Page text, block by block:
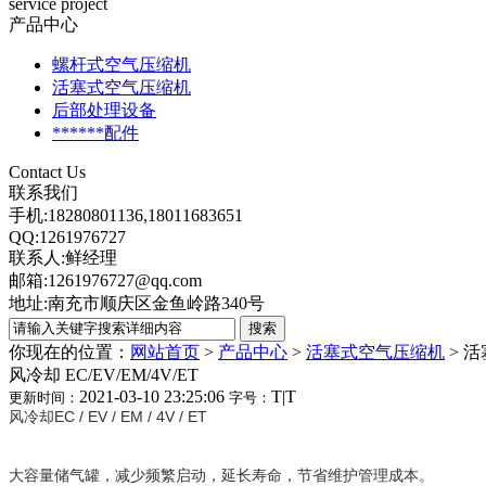
service project
产品中心
螺杆式空气压缩机
活塞式空气压缩机
后部处理设备
******配件
Contact Us
联系我们
手机:18280801136,18011683651
QQ:1261976727
联系人:鲜经理
邮箱:1261976727@qq.com
地址:南充市顺庆区金鱼岭路340号
你现在的位置： 网站首页 > 产品中心 > 活塞式空气压缩机 > 活
风冷却 EC/EV/EM/4V/ET
更新时间： 2021-03-10 23:25:06 字号： T|T
风冷却EC / EV / EM / 4V / ET
大容量储气罐，减少频繁启动，延长寿命，节省维护管理成本。